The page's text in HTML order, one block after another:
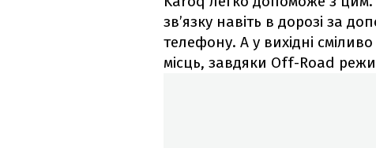
зв’язку навіть в дорозі за
телефону. А у вихідні
місць, завдяки Off-Road